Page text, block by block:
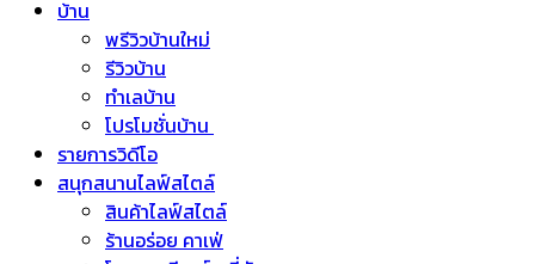
บ้าน
พรีวิวบ้านใหม่
รีวิวบ้าน
ทำเลบ้าน
โปรโมชั่นบ้าน
รายการวิดีโอ
สนุกสนานไลฟ์สไตล์
สินค้าไลฟ์สไตล์
ร้านอร่อย คาเฟ่